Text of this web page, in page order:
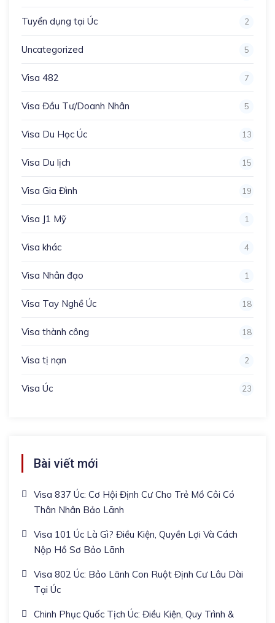
Tuyển dụng tại Úc 2
Uncategorized 5
Visa 482 7
Visa Đầu Tư/Doanh Nhân 5
Visa Du Học Úc 13
Visa Du lịch 15
Visa Gia Đình 19
Visa J1 Mỹ 1
Visa khác 4
Visa Nhân đạo 1
Visa Tay Nghề Úc 18
Visa thành công 18
Visa tị nạn 2
Visa Úc 23
Bài viết mới
Visa 837 Úc: Cơ Hội Định Cư Cho Trẻ Mồ Côi Có
Thân Nhân Bảo Lãnh
Visa 101 Úc Là Gì? Điều Kiện, Quyền Lợi Và Cách
Nộp Hồ Sơ Bảo Lãnh
Visa 802 Úc: Bảo Lãnh Con Ruột Định Cư Lâu Dài
Tại Úc
Chinh Phục Quốc Tịch Úc: Điều Kiện, Quy Trình &